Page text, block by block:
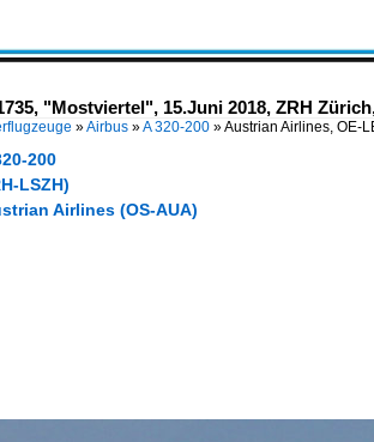
"Mostviertel", 15.Juni 2018, ZRH
»Airbus »A 320-200 »Austrian Airlines, OE-
200
LSZH)
Airlines (OS-AUA)